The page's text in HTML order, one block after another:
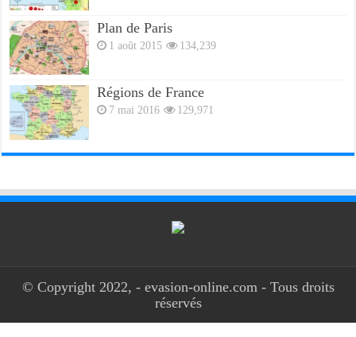
Plan de Paris
1 août 2015 134,239
Régions de France
7 mai 2016 129,971
© Copyright 2022, - evasion-online.com - Tous droits
réservés